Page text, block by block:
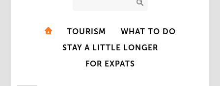
TOURISM
WHAT TO DO
STAY A LITTLE LONGER
FOR EXPATS